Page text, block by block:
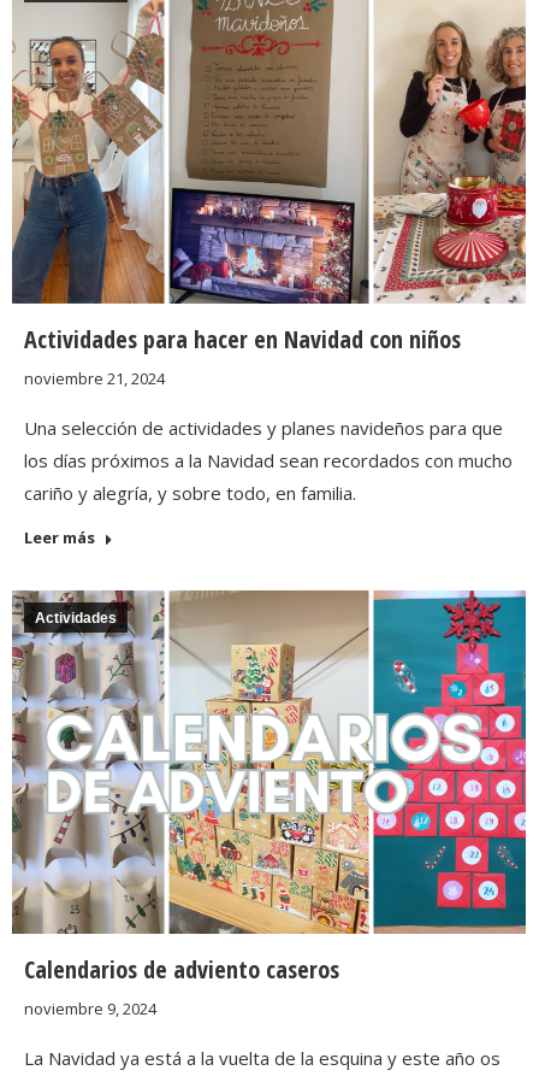
Actividades para hacer en Navidad con niños
noviembre 21, 2024
Una selección de actividades y planes navideños para que
los días próximos a la Navidad sean recordados con mucho
cariño y alegría, y sobre todo, en familia.
Leer más
Actividades
Calendarios de adviento caseros
noviembre 9, 2024
La Navidad ya está a la vuelta de la esquina y este año os